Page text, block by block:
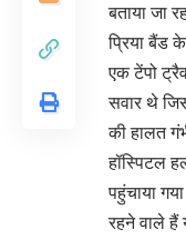
बताया जा
प्रिया बैंड
एक टेंपो
सवार थे
की हालत
हॉस्पिटल
पहुंचाया
रहने वाले हैं